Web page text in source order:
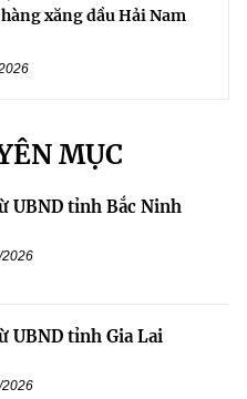
xăng dầu Hải Nam
MỤC
UBND tỉnh Bắc Ninh
2026
UBND tỉnh Gia Lai
2026